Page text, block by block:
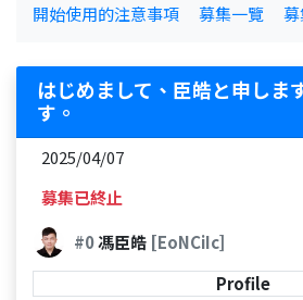
開始使用的注意事項 募集一覽
はじめまして、臣皓と申しま
す。
2025/04/07
募集已終止
#0馮臣皓 [EoNCiIc]
Profile